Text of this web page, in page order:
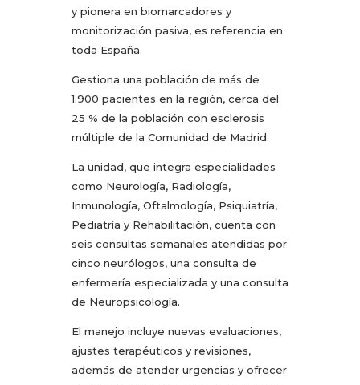
y pionera en biomarcadores y
monitorización pasiva, es referencia en
toda España.
Gestiona una población de más de
1.900 pacientes en la región, cerca del
25 % de la población con esclerosis
múltiple de la Comunidad de Madrid.
La unidad, que integra especialidades
como Neurología, Radiología,
Inmunología, Oftalmología, Psiquiatría,
Pediatría y Rehabilitación, cuenta con
seis consultas semanales atendidas por
cinco neurólogos, una consulta de
enfermería especializada y una consulta
de Neuropsicología.
El manejo incluye nuevas evaluaciones,
ajustes terapéuticos y revisiones,
además de atender urgencias y ofrecer